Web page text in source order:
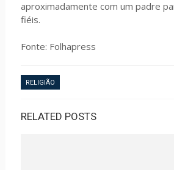
aproximadamente com um padre
fiéis.
Fonte: Folhapress
RELIGIÃO
RELATED POSTS